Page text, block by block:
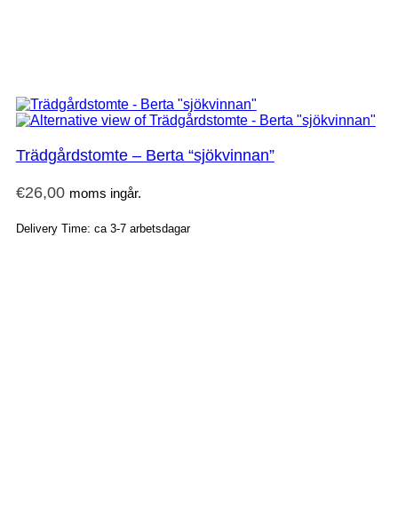
Trädgårdstomte – Berta “sjökvinnan”
€26,00 moms ingår.
Delivery Time: ca 3-7 arbetsdagar